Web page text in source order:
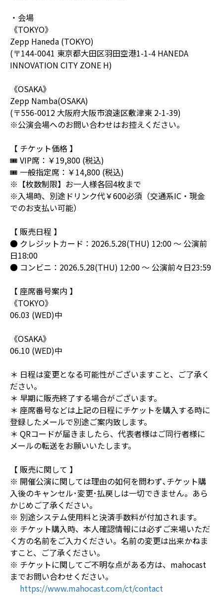
・会場
《TOKYO》
Zepp Haneda (TOKYO)
(〒144-0041 東京都大田区羽田空港1-1-4 HANEDA
INNOVATION CITY ZONE H)
《OSAKA》
Zepp Namba(OSAKA)
(〒556-0012 大阪府大阪市浪速区敷津東 2-1-39)
※公演会場へのお問い合わせはお控えください。
【 チケット価格 】
🎟️ VIP席：￥19,800 (税込)
🎟️ 一般指定席：￥14,800 (税込)
※【枚数制限】お一人様各回4枚まで
※入場時、別途ドリンク代￥600必須（交通系IC・現金
でのお支払い可能）
【 販売日程 】
● クレジットカード：2026.5.28(THU) 12:00 ～ 公演前
日18:00
● コンビニ：2026.5.28(THU) 12:00 ～ 公演前々日23:59
【 座席番号案内 】
《TOKYO》
06.03 (WED)中
《OSAKA》
06.10 (WED)中
＊ 日程は変更となる可能性がございますこと、ご了承く
ださい。
＊ 早期に販売終了する場合がございます。
＊ 座席番号などは上記の日程にチケットを購入する時に
登録したメールで別途ご案内致します。
＊ QRコードが届きましたら、代表者様はご同行者様に
メールの転送をお願いいたします。
【 販売に関して 】
※ 開催公演に関しては理由の如何を問わず､チケット購
入後のキャンセル･変更･払戻しは一切できません。あら
かじめご了承ください。
※ 別途システム使用料と決済手数料が付加されます。
※ チケット購入時、本人確認情報には必ずご来場いただ
く方の名前をご入力ください。名前の変更は出来かねま
すこと、ご了承ください。
※ チケットに関してご不明な点がある方は、mahocast
までお問い合わせください。
https://www.mahocast.com/ct/contact